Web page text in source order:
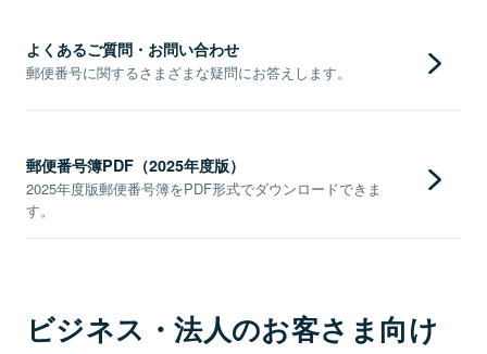
よくあるご質問・お問い合わせ
郵便番号に関するさまざまな疑問にお答えします。
郵便番号簿PDF（2025年度版）
2025年度版郵便番号簿をPDF形式でダウンロードできま
す。
ビジネス・法人のお客さま向け